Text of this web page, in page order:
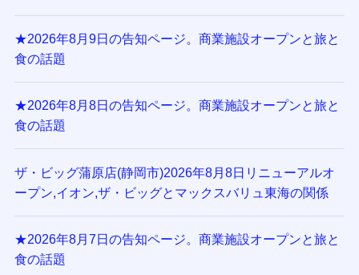
★2026年8月9日の告知ページ。商業施設オープンと旅と
食の話題
★2026年8月8日の告知ページ。商業施設オープンと旅と
食の話題
ザ・ビッグ蒲原店(静岡市)2026年8月8日リニューアルオ
ープン,イオン,ザ・ビッグとマックスバリュ東海の関係
★2026年8月7日の告知ページ。商業施設オープンと旅と
食の話題